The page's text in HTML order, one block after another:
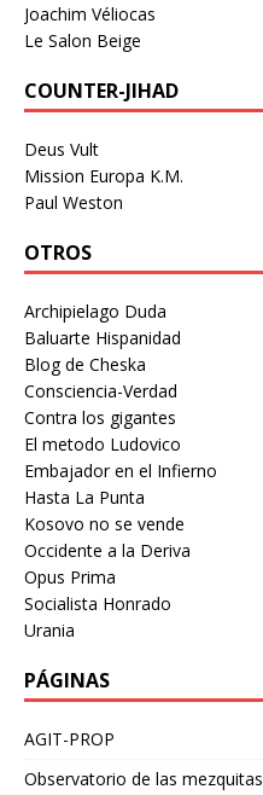
Joachim Véliocas
Le Salon Beige
COUNTER-JIHAD
Deus Vult
Mission Europa K.M.
Paul Weston
OTROS
Archipielago Duda
Baluarte Hispanidad
Blog de Cheska
Consciencia-Verdad
Contra los gigantes
El metodo Ludovico
Embajador en el Infierno
Hasta La Punta
Kosovo no se vende
Occidente a la Deriva
Opus Prima
Socialista Honrado
Urania
PÁGINAS
AGIT-PROP
Observatorio de las mezquitas